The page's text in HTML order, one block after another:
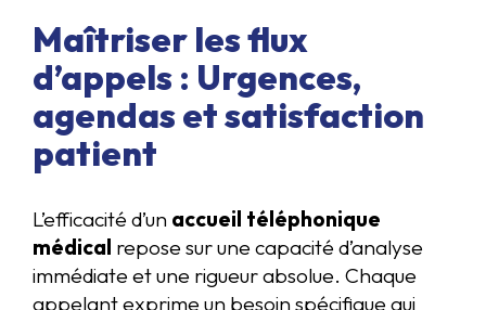
Maîtriser les flux
d’appels : Urgences,
agendas et satisfaction
patient
L’efficacité d’un accueil téléphonique
médical repose sur une capacité d’analyse
immédiate et une rigueur absolue. Chaque
appelant exprime un besoin spécifique qui